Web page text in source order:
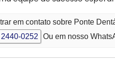
em contato sobre Ponte
2440-0252 Ou em nosso